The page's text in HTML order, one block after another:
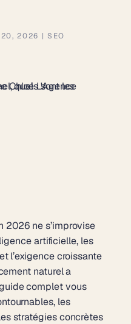
2026 | SEO
2026 ne s’improvise
artificielle, les
l’exigence croissante
naturel a
complet vous
les
stratégies concrètes